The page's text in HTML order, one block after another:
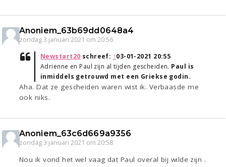
Anoniem_63b69dd0648a4
zondag 3 januari 2021 om 20:56
Newstart20 schreef: ↑03-01-2021 20:55
Adrienne en Paul zijn al tijden gescheiden. Paul is
inmiddels getrouwd met een Griekse godin.
Aha. Dat ze gescheiden waren wist ik. Verbaasde me
ook niks.
Anoniem_63c6d669a9356
zondag 3 januari 2021 om 20:58
Nou ik vond het wel vaag dat Paul overal bij wilde zijn .